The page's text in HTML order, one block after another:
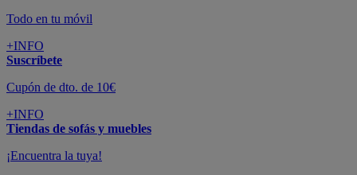
Todo en tu móvil
+INFO
Suscríbete
Cupón de dto. de 10€
+INFO
Tiendas de sofás y muebles
¡Encuentra la tuya!